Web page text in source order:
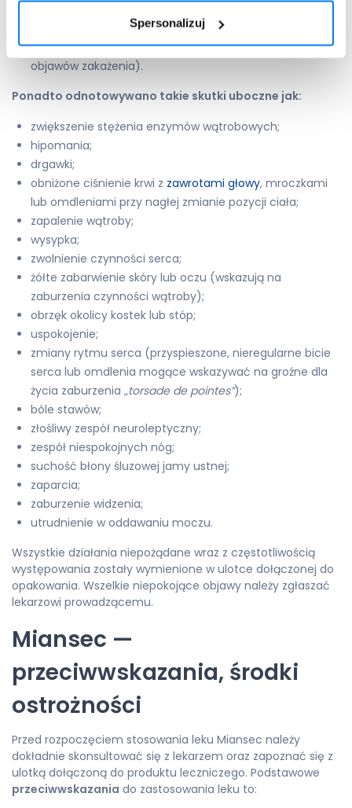
Spersonalizuj
odporności organizmu na zakażenia (większe ryzyko:
gorączki, owrzodzeń jamy ustnej, bólu gardła i innych
objawów zakażenia).
Ponadto odnotowywano takie skutki uboczne jak:
zwiększenie stężenia enzymów wątrobowych;
hipomania;
drgawki;
obniżone ciśnienie krwi z zawrotami głowy, mroczkami
lub omdleniami przy nagłej zmianie pozycji ciała;
zapalenie wątroby;
wysypka;
zwolnienie czynności serca;
żółte zabarwienie skóry lub oczu (wskazują na
zaburzenia czynności wątroby);
obrzęk okolicy kostek lub stóp;
uspokojenie;
zmiany rytmu serca (przyspieszone, nieregularne bicie
serca lub omdlenia mogące wskazywać na groźne dla
życia zaburzenia „torsade de pointes”);
bóle stawów;
złośliwy zespół neuroleptyczny;
zespół niespokojnych nóg;
suchość błony śluzowej jamy ustnej;
zaparcia;
zaburzenie widzenia;
utrudnienie w oddawaniu moczu.
Wszystkie działania niepożądane wraz z częstotliwością
występowania zostały wymienione w ulotce dołączonej do
opakowania. Wszelkie niepokojące objawy należy zgłaszać
lekarzowi prowadzącemu.
Miansec —
przeciwwskazania, środki
ostrożności
Przed rozpoczęciem stosowania leku Miansec należy
dokładnie skonsultować się z lekarzem oraz zapoznać się z
ulotką dołączoną do produktu leczniczego. Podstawowe
przeciwwskazania do zastosowania leku to: